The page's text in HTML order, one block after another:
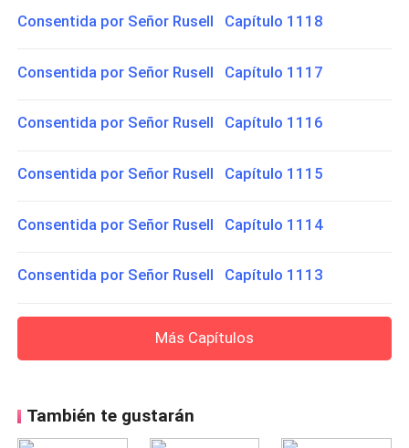
Consentida por Señor Rusell Capítulo 1118
Consentida por Señor Rusell Capítulo 1117
Consentida por Señor Rusell Capítulo 1116
Consentida por Señor Rusell Capítulo 1115
Consentida por Señor Rusell Capítulo 1114
Consentida por Señor Rusell Capítulo 1113
Más Capítulos
También te gustarán